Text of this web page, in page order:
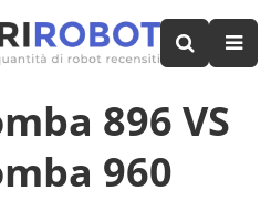
896 VS
960